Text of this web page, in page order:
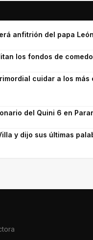
anfitrión del papa
los fondos de
cuidar a los
del Quini 6 en
y dijo sus últimas